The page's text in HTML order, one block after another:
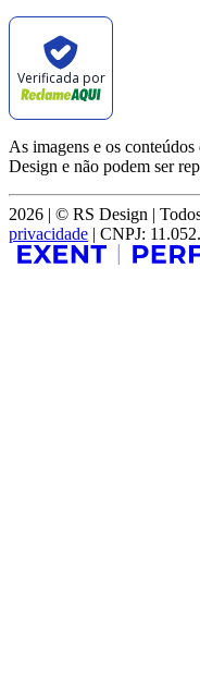
Verificada por
As imagens e os
Design e não podem ser
2026 | © RS Design |
privacidade | CNPJ: